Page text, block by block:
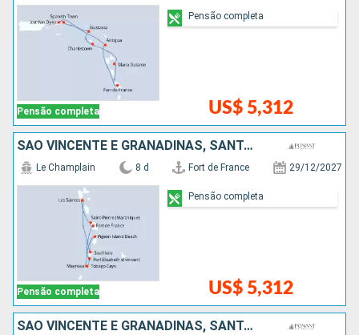
Pensão completa US$ 5,312
Pensão completa
SÃO VINCENTE E GRANADINAS, SANTA LUCIA
Pensão completa
Le Champlain 8 d Fort de France 29/12/2027
US$ 5,312
Pensão completa
SÃO VINCENTE E GRANADINAS, SANTA LUCIA